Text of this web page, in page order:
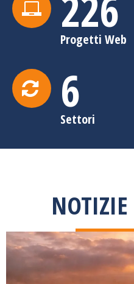
Progetti Web
6
Settori